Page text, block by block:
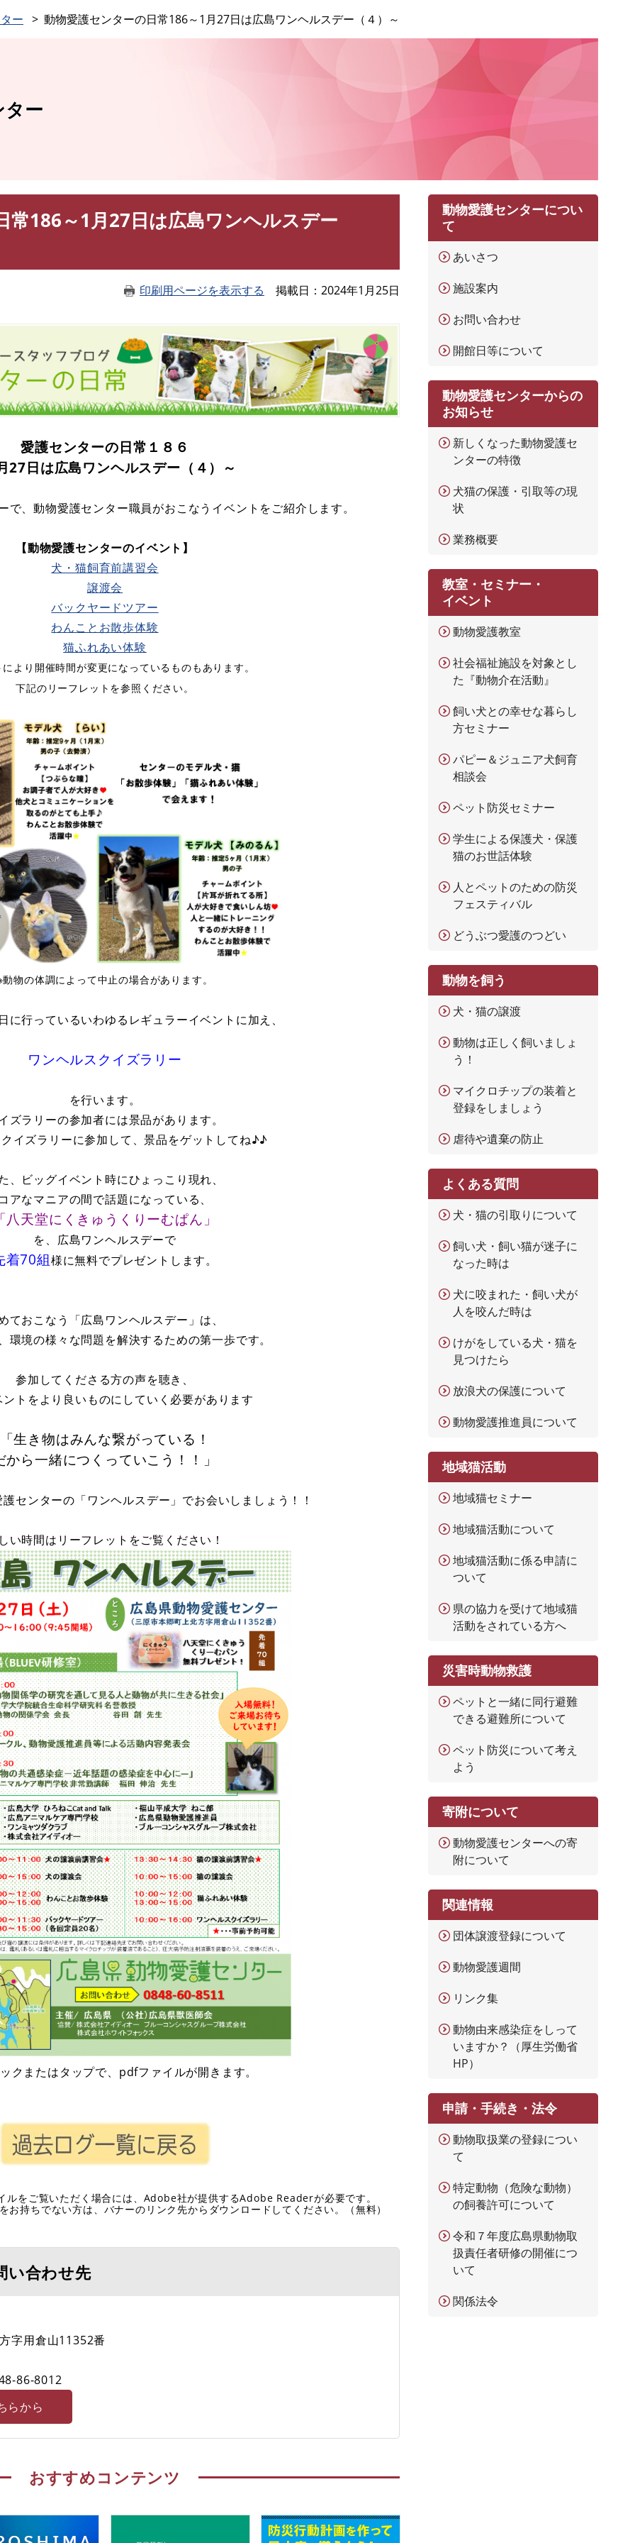
ー 動物愛護センターの日常186～1月27日は広島ワンヘルスデー（４）～
ター
常186～1月27日は広島ワンヘルスデー
印刷用ページを表示する 掲載日 2024年1月25日
愛護センターの日常１８６
27日は広島ワンヘルスデー（４ ）～
で、動物愛護センター職員がおこなうイベントをご紹介します。
【動物愛護センターのイベント】
犬・猫飼育前講習会
譲渡会
バックヤードツアー
わんことお散歩体験
猫ふれあい体験
より開催時間が変更になっているものもあります。
下記のリーフレットを参照ください。
動物の体調によって中止の場合があります。
に行っているいわゆるレギュラーイベントに加え、
ワンヘルスクイズラリー
を行います。
ズラリーの参加者には景品があります。
イズラリーに参加して、景品をゲットしてね♪♪
、ビッグイベント時にひょっこり現れ、
アなマニアの間で話題になっている、
八天堂にくきゅうくりーむぱん」
を、広島ワンヘルスデーで
着70組様に無料でプレゼントします。
ておこなう「広島ワンヘルスデー」は、
環境の様々な問題を解決するための第一歩です。
参加してくださる方の声を聴き、
トをより良いものにしていく必要があります
「生き物はみんな繋がっている！
から一緒につくっていこう！！」
センターの「ワンヘルスデー」でお会いしましょう！！
い時間はリーフレットをご覧ください！
クまたはタップで、pdfファイルが開きます。
ルをご覧いただく場合には、Adobe社が提供するAdobe Readerが必要です。
持ちでない方は、バナーのリンク先からダウンロードしてください。（無料）
い合わせ先
字用倉山11352番
86-8012
らから
おすすめコンテンツ
動物愛護センターについ
て
あいさつ
施設案内
お問い合わせ
開館日等について
動物愛護センターからの
お知らせ
新しくなった動物愛護セ
ンターの特徴
犬猫の保護・引取等の現
状
業務概要
教室・セミナー・
イベント
動物愛護教室
社会福祉施設を対象とし
た『動物介在活動』
飼い犬との幸せな暮らし
方セミナー
パピー＆ジュニア犬飼育
相談会
ペット防災セミナー
学生による保護犬・保護
猫のお世話体験
人とペットのための防災
フェスティバル
どうぶつ愛護のつどい
動物を飼う
犬・猫の譲渡
動物は正しく飼いましょ
う！
マイクロチップの装着と
登録をしましょう
虐待や遺棄の防止
よくある質問
犬・猫の引取りについて
飼い犬・飼い猫が迷子に
なった時は
犬に咬まれた・飼い犬が
人を咬んだ時は
けがをしている犬・猫を
見つけたら
放浪犬の保護について
動物愛護推進員について
地域猫活動
地域猫セミナー
地域猫活動について
地域猫活動に係る申請に
ついて
県の協力を受けて地域猫
活動をされている方へ
災害時動物救護
ペットと一緒に同行避難
できる避難所について
ペット防災について考え
よう
寄附について
動物愛護センターへの寄
附について
関連情報
団体譲渡登録について
動物愛護週間
リンク集
動物由来感染症をしって
いますか？（厚生労働省
HP）
申請・手続き・法令
動物取扱業の登録につい
て
特定動物（危険な動物）
の飼養許可について
令和７年度広島県動物取
扱責任者研修の開催につ
いて
関係法令